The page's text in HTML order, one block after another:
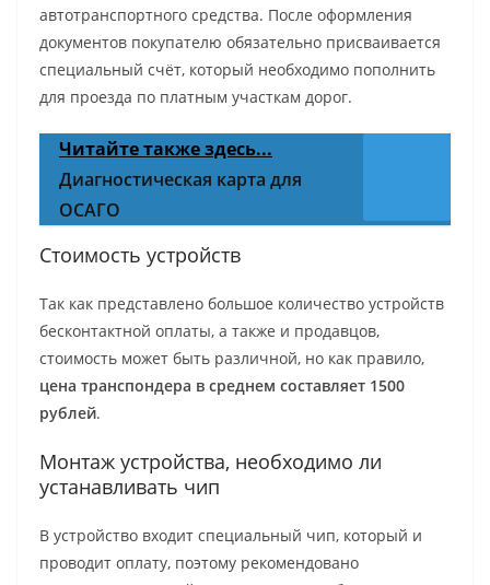
автотранспортного средства. После оформления
документов покупателю обязательно присваивается
специальный счёт, который необходимо пополнить
для проезда по платным участкам дорог.
Читайте также здесь...
Диагностическая карта для
ОСАГО
Стоимость устройств
Так как представлено большое количество устройств
бесконтактной оплаты, а также и продавцов,
стоимость может быть различной, но как правило,
цена транспондера в среднем составляет 1500
рублей.
Монтаж устройства, необходимо ли
устанавливать чип
В устройство входит специальный чип, который и
проводит оплату, поэтому рекомендовано